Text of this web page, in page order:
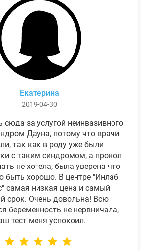
Екатерина
2019-04-30
сюда за услугой неинвазивного
Дауна, потому что врачи
так как в роду уже были
с таким синдромом, а прокол
не хотела, была уверена что
быть хорошо. В центре "Инлаб
самая низкая цена и самый
срок. Очень довольна! Всю
беременность не нервничала,
тест меня успокоил.